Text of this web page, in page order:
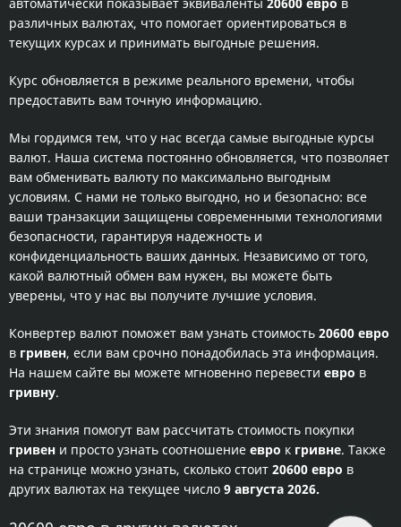
различных валютах, что помогает ориентироваться в
текущих курсах и принимать выгодные решения.
Курс обновляется в режиме реального времени, чтобы
предоставить вам точную информацию.
Мы гордимся тем, что у нас всегда самые выгодные курсы
валют. Наша система постоянно обновляется, что позволяет
вам обменивать валюту по максимально выгодным
условиям. С нами не только выгодно, но и безопасно: все
ваши транзакции защищены современными технологиями
безопасности, гарантируя надежность и
конфиденциальность ваших данных. Независимо от того,
какой валютный обмен вам нужен, вы можете быть
уверены, что у нас вы получите лучшие условия.
Конвертер валют поможет вам узнать стоимость 20600 евро
в гривен, если вам срочно понадобилась эта информация.
На нашем сайте вы можете мгновенно перевести евро в
гривну.
Эти знания помогут вам рассчитать стоимость покупки
гривен и просто узнать соотношение евро к гривне. Также
на странице можно узнать, сколько стоит 20600 евро в
других валютах на текущее число 9 августа 2026.